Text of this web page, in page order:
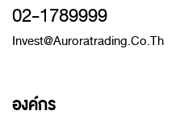
02-1789999
Invest@auroratrading.co.th
องค์กร